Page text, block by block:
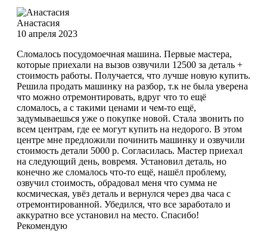
Анастасия
10 апреля 2023
Сломалось посудомоечная машина. Первые мастера,
которые приехали на вызов озвучили 12500 за деталь +
стоимость работы. Получается, что лучше новую купить.
Решила продать машинку на разбор, т.к не была уверена
что можно отремонтировать, вдруг что то ещё
сломалось, а с такими ценами и чем-то ещё,
задумываешься уже о покупке новой. Стала звонить по
всем центрам, где ее могут купить на недорого. В этом
центре мне предложили починить машинку и озвучили
стоимость детали 5000 р. Согласилась. Мастер приехал
на следующий день, вовремя. Установил деталь, но
конечно же сломалось что-то ещё, нашёл проблему,
озвучил стоимость, обрадовал меня что сумма не
космическая, увёз деталь и вернулся через два часа с
отремонтированной. Убедился, что все заработало и
аккуратно все установил на место. Спасибо!
Рекомендую